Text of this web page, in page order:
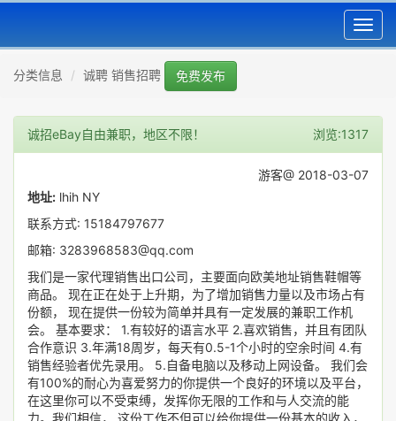
分类信息 诚聘 销售招聘 免费发布
诚招eBay自由兼职，地区不限！ 浏览:1317
游客@ 2018-03-07
地址: lhih NY
联系方式: 15184797677
邮箱: 3283968583@qq.com
我们是一家代理销售出口公司，主要面向欧美地址销售鞋帽等
商品。 现在正在处于上升期，为了增加销售力量以及市场占有
份额， 现在提供一份较为简单并具有一定发展的兼职工作机
会。 基本要求： 1.有较好的语言水平 2.喜欢销售，并且有团队
合作意识 3.年满18周岁，每天有0.5-1个小时的空余时间 4.有
销售经验者优先录用。 5.自备电脑以及移动上网设备。 我们会
有100%的耐心为喜爱努力的你提供一个良好的环境以及平台，
在这里你可以不受束缚，发挥你无限的工作和与人交流的能
力。我们相信， 这份工作不但可以给你提供一份基本的收入，